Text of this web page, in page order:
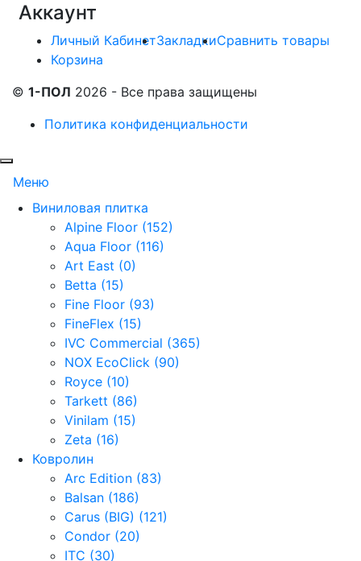
Аккаунт
Личный КабинетЗакладкиСравнить товары
Корзина
© 1-ПОЛ 2026 - Все права защищены
Политика конфиденциальности
Меню
Виниловая плитка
Alpine Floor (152)
Aqua Floor (116)
Art East (0)
Betta (15)
Fine Floor (93)
FineFlex (15)
IVC Commercial (365)
NOX EcoClick (90)
Royce (10)
Tarkett (86)
Vinilam (15)
Zeta (16)
Ковролин
Arc Edition (83)
Balsan (186)
Carus (BIG) (121)
Condor (20)
ITC (30)